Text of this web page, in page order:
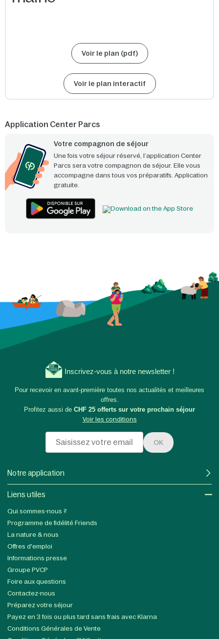
Voir le plan (pdf)
Voir le plan interactif
Application Center Parcs
Votre compagnon de séjour
Une fois votre séjour réservé, l’application Center
Parcs sera votre compagnon de séjour. Elle vous
accompagne dans tous vos préparatifs. Application
gratuite.
Inscrivez-vous à notre newsletter !
Pour recevoir en avant-première toutes nos actualités et meilleures
offres.
Profitez aussi de CHF 25 offerts sur votre prochain séjour
Voir les conditions
OK
Notre application
Liens utiles​
Qui sommes-nous ?
Programme de fidélité Friends
La nature & nous
Offres d'emploi
Informations presse
Groupe PVCP
Foire aux questions
Contactez-nous
Préparez votre séjour
Payez en 3 fois ou plus tard sans frais avec Klarna
Conditions Générales de Vente